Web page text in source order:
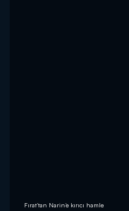
Fırat’tan Narin’e kırıcı hamle